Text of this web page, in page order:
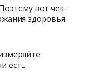
вот чек-
здоровья
есть